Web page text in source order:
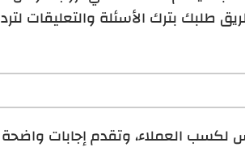
طلبك بترك الأسئلة والتعليقات لترد
لكسب العملاء، وتقدم إجابات واضحة